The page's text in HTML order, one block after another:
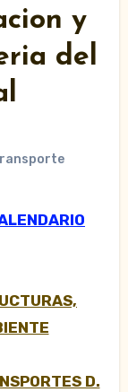
y
del
D.